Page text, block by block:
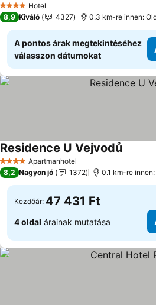
4 KategóriaHotel
8,9 Kiváló 4327 0.3 km-re innen:
A pontos árak megtekintéséhez
válasszon dátumokat
4 KategóriaApartmanhotel
Residence U Vejvodů
8,2 Nagyon jó 1372
Kezdőár: 47 431 Ft
4 oldal árainak mutatása